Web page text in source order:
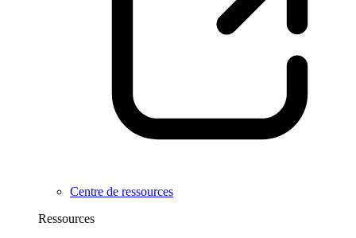
Centre de ressources
Ressources